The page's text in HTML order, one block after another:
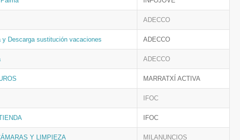
ADECCO
y Descarga sustitución vacaciones ADECCO
ADECCO
MARRATXÍ ACTIVA
IFOC
IFOC
Y LIMPIEZA MILANUNCIOS